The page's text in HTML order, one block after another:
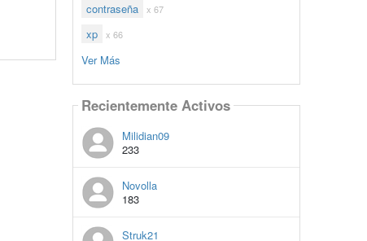
contraseña x 67
xp x 66
Ver Más
Recientemente Activos
Milidian09
233
Novolla
183
Struk21